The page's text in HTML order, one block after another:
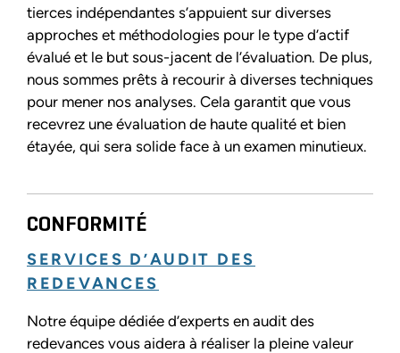
tierces indépendantes s’appuient sur diverses
approches et méthodologies pour le type d’actif
évalué et le but sous-jacent de l’évaluation. De plus,
nous sommes prêts à recourir à diverses techniques
pour mener nos analyses. Cela garantit que vous
recevrez une évaluation de haute qualité et bien
étayée, qui sera solide face à un examen minutieux.
CONFORMITÉ
SERVICES D’AUDIT DES
REDEVANCES
Notre équipe dédiée d’experts en audit des
redevances vous aidera à réaliser la pleine valeur